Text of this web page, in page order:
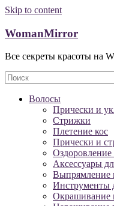
Skip to content
WomanMirror
Все секреты красоты на
Волосы
Прически и
Стрижки
Плетение кос
Прически и
Оздоровление
Аксессуары
Выпрямление
Инструменты
Окрашивание